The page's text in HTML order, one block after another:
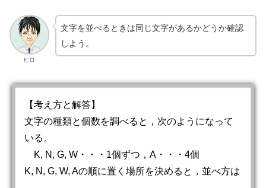
ヒロ
文字を並べるときは同じ文字があるかどうか確認
しよう。
【考え方と解答】
文字の種類と個数を調べると，次のようになって
いる。
K, N, G, W・・・1個ずつ，A・・・4個
K, N, G, W, Aの順に置く場所を決めると，並べ方は